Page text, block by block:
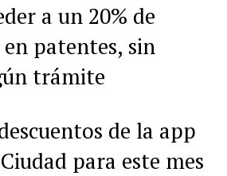
a un 20% de
patentes, sin
trámite
de la app
para este mes